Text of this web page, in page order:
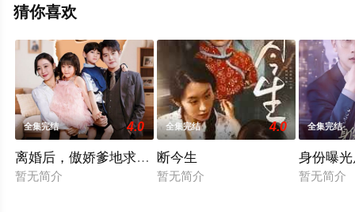
息可移步至豆瓣电视剧、电视猫或剧情网等平台了解。
猜你喜欢
全集完结 4.0
离婚后，傲娇爹地求复合
暂无简介
全集完结 4.0
断今生
暂无简介
全集完结
身份曝
暂无简介